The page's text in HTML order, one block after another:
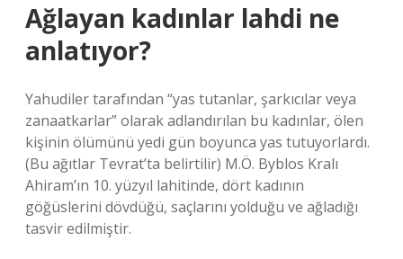
Ağlayan kadınlar lahdi ne
anlatıyor?
Yahudiler tarafından “yas tutanlar, şarkıcılar veya
zanaatkarlar” olarak adlandırılan bu kadınlar, ölen
kişinin ölümünü yedi gün boyunca yas tutuyorlardı.
(Bu ağıtlar Tevrat’ta belirtilir) M.Ö. Byblos Kralı
Ahiram’ın 10. yüzyıl lahitinde, dört kadının
göğüslerini dövdüğü, saçlarını yolduğu ve ağladığı
tasvir edilmiştir.